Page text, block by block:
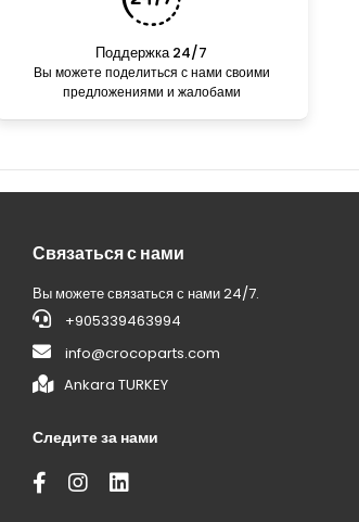
Поддержка 24/7
Вы можете поделиться с нами своими
предложениями и жалобами
Связаться с нами
Вы можете связаться с нами 24/7.
+905339463994
info@crocoparts.com
Ankara TURKEY
Следите за нами